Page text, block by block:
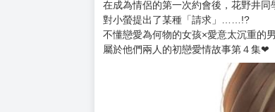
使用超商取貨付款：負評≦1分 超
市價: 150元
♦不懂戀愛的女孩子×愛意過度濃重的
♦第45屆講談社少女漫畫獎得獎作品✓
♦花澤香菜、小林千晃領銜主演，